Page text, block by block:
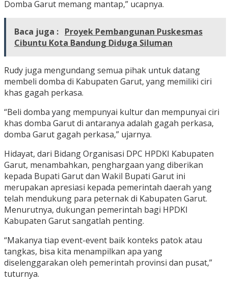
Domba Garut memang mantap,” ucapnya.
Baca juga : Proyek Pembangunan Puskesmas
Cibuntu Kota Bandung Diduga Siluman
Rudy juga mengundang semua pihak untuk datang
membeli domba di Kabupaten Garut, yang memiliki ciri
khas gagah perkasa.
“Beli domba yang mempunyai kultur dan mempunyai ciri
khas domba Garut di antaranya adalah gagah perkasa,
domba Garut gagah perkasa,” ujarnya.
Hidayat, dari Bidang Organisasi DPC HPDKI Kabupaten
Garut, menambahkan, penghargaan yang diberikan
kepada Bupati Garut dan Wakil Bupati Garut ini
merupakan apresiasi kepada pemerintah daerah yang
telah mendukung para peternak di Kabupaten Garut.
Menurutnya, dukungan pemerintah bagi HPDKI
Kabupaten Garut sangatlah penting.
“Makanya tiap event-event baik konteks patok atau
tangkas, bisa kita menampilkan apa yang
diselenggarakan oleh pemerintah provinsi dan pusat,”
tuturnya.